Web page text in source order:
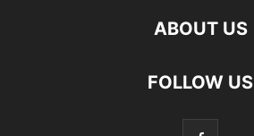
ABOUT US
FOLLOW US